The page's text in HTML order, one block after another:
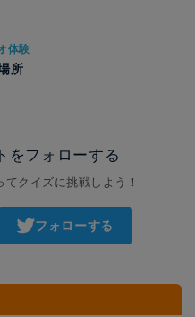
体験
所
をフォローする
クイズに挑戦しよう！
フォローする